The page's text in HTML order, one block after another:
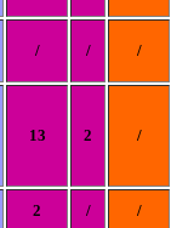
/ / /
13 2 /
2 / /